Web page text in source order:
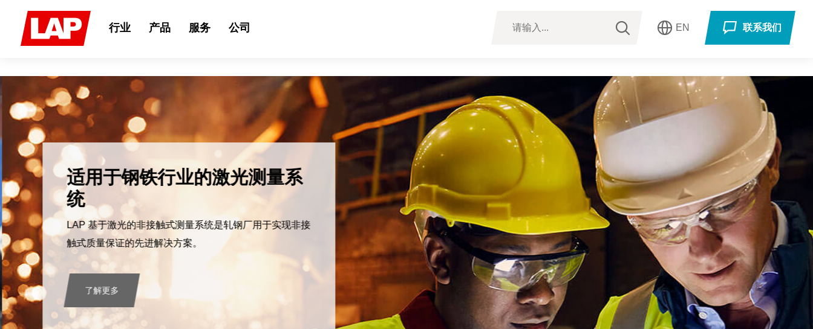
行业 产品 服务 公司 EN 联系我们
适用于钢铁行业的激光测量系
统
LAP 基于激光的非接触式测量系统是轧钢厂用于实现非接
触式质量保证的先进解决方案。
了解更多